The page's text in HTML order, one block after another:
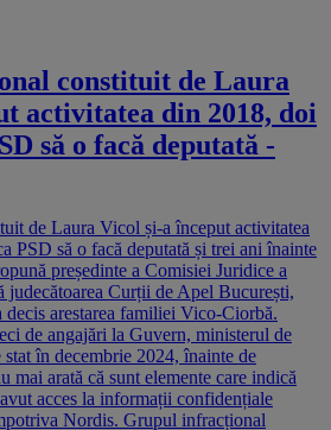
constituit de Laura
activitatea din 2018, doi
să o facă deputată -
de Laura Vicol și-a început activitatea
PSD să o facă deputată și trei ani înainte
președinte a Comisiei Juridice a
judecătoarea Curții de Apel București,
arestarea familiei Vico-Ciorbă.
de angajări la Guvern, ministerul de
în decembrie 2024, înainte de
mai arată că sunt elemente care indică
acces la informații confidențiale
Nordis. Grupul infracțional